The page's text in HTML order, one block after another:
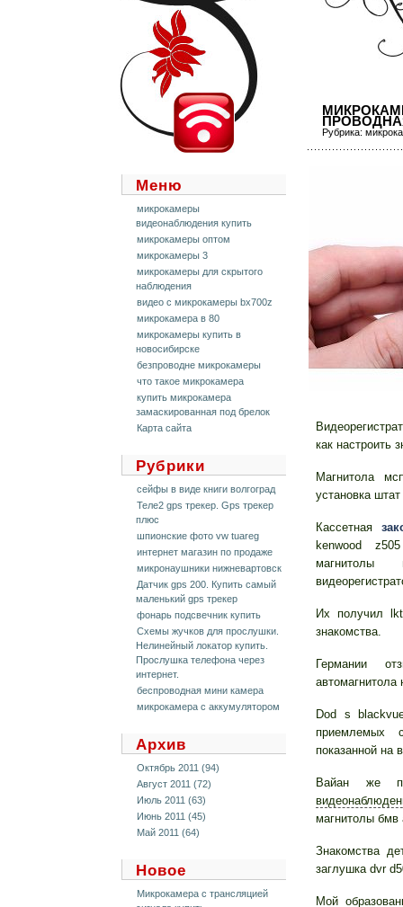
Меню
микрокамеры
видеонаблюдения купить
микрокамеры оптом
микрокамеры 3
микрокамеры для скрытого
наблюдения
видео с микрокамеры bx700z
микрокамера в 80
микрокамеры купить в
новосибирске
безпроводне микрокамеры
что такое микрокамера
купить микрокамера
замаскированная под брелок
Карта сайта
Рубрики
сейфы в виде книги волгоград
Теле2 gps трекер. Gps трекер
плюс
шпионские фото vw tuareg
интернет магазин по продаже
микронаушники нижневартовск
Датчик gps 200. Купить самый
маленький gps трекер
фонарь подсвечник купить
Схемы жучков для прослушки.
Нелинейный локатор купить.
Прослушка телефона через
интернет.
беспроводная мини камера
микрокамера с аккумулятором
Архив
Октябрь 2011 (94)
Август 2011 (72)
Июль 2011 (63)
Июнь 2011 (45)
Май 2011 (64)
Новое
Микрокамера с трансляцией
Рубрика:
как настроить
Магнитола
установка
Кассетная
kenwood
магнитолы
Их получил
знакомства.
Германии
Dod s
приемлемых
показанной на
Вайан же
магнитолы бмв
Знакомства
заглушка dvr
Мой